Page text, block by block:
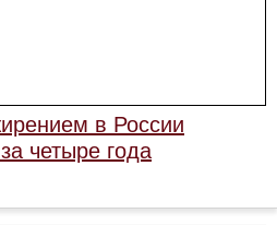
в России
четыре года